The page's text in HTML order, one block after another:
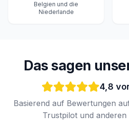
Belgien und die
Niederlande
Das sagen
4,8
Basierend auf Bewertungen
Trustpilot und